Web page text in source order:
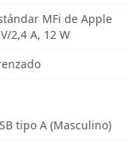
MFi de Apple
2,4 A, 12 W
tipo A (Masculino)